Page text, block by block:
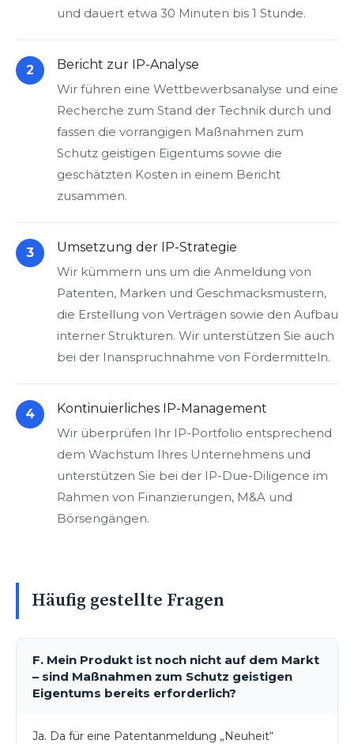
und dauert etwa 30 Minuten bis 1 Stunde.
2
Bericht zur IP-Analyse
Wir führen eine Wettbewerbsanalyse und eine
Recherche zum Stand der Technik durch und
fassen die vorrangigen Maßnahmen zum
Schutz geistigen Eigentums sowie die
geschätzten Kosten in einem Bericht
zusammen.
3
Umsetzung der IP-Strategie
Wir kümmern uns um die Anmeldung von
Patenten, Marken und Geschmacksmustern,
die Erstellung von Verträgen sowie den Aufbau
interner Strukturen. Wir unterstützen Sie auch
bei der Inanspruchnahme von Fördermitteln.
4
Kontinuierliches IP-Management
Wir überprüfen Ihr IP-Portfolio entsprechend
dem Wachstum Ihres Unternehmens und
unterstützen Sie bei der IP-Due-Diligence im
Rahmen von Finanzierungen, M&A und
Börsengängen.
Häufig gestellte Fragen
F. Mein Produkt ist noch nicht auf dem Markt
– sind Maßnahmen zum Schutz geistigen
Eigentums bereits erforderlich?
Ja. Da für eine Patentanmeldung „Neuheit“